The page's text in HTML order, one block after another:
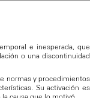
e inesperada, que
o una discontinuidad
normas y procedimientos
Su activación es